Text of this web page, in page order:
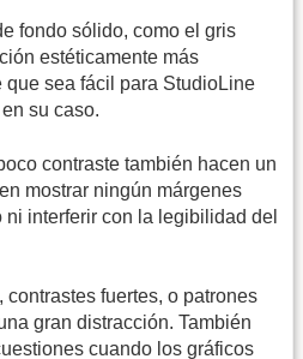
fondo sólido, como el gris
estéticamente más
que sea fácil para StudioLine
su caso.
contraste también hacen un
mostrar ningún márgenes
interferir con la legibilidad del
fuertes, o patrones
gran distracción. También
cuando los gráficos